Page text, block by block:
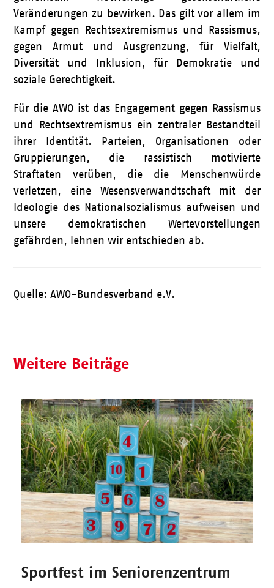
Veränderungen zu bewirken. Das gilt vor allem im
Kampf gegen Rechtsextremismus und Rassismus,
gegen Armut und Ausgrenzung, für Vielfalt,
Diversität und Inklusion, für Demokratie und
soziale Gerechtigkeit.
Für die AWO ist das Engagement gegen Rassismus
und Rechtsextremismus ein zentraler Bestandteil
ihrer Identität. Parteien, Organisationen oder
Gruppierungen, die rassistisch motivierte
Straftaten verüben, die die Menschenwürde
verletzen, eine Wesensverwandtschaft mit der
Ideologie des Nationalsozialismus aufweisen und
unsere demokratischen Wertevorstellungen
gefährden, lehnen wir entschieden ab.
Quelle: AWO-Bundesverband e.V.
Weitere Beiträge
Sportfest im Seniorenzentrum